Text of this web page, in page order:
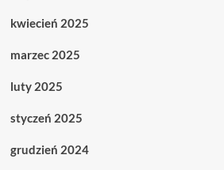
kwiecień 2025
marzec 2025
luty 2025
styczeń 2025
grudzień 2024